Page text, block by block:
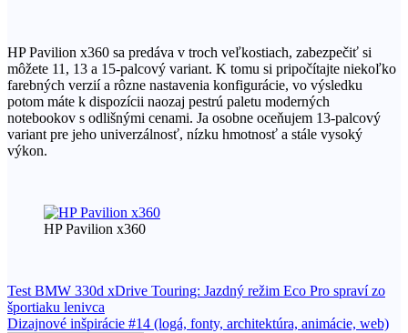
HP Pavilion x360 sa predáva v troch veľkostiach, zabezpečiť si
môžete 11, 13 a 15-palcový variant. K tomu si pripočítajte niekoľko
farebných verzií a rôzne nastavenia konfigurácie, vo výsledku
potom máte k dispozícii naozaj pestrú paletu moderných
notebookov s odlišnými cenami. Ja osobne oceňujem 13-palcový
variant pre jeho univerzálnosť, nízku hmotnosť a stále vysoký
výkon.
HP Pavilion x360
Navigácia
v
Test BMW 330d xDrive Touring: Jazdný režim Eco Pro spraví zo
športiaku lenivca
Dizajnové inšpirácie #14 (logá, fonty, architektúra, animácie, web)